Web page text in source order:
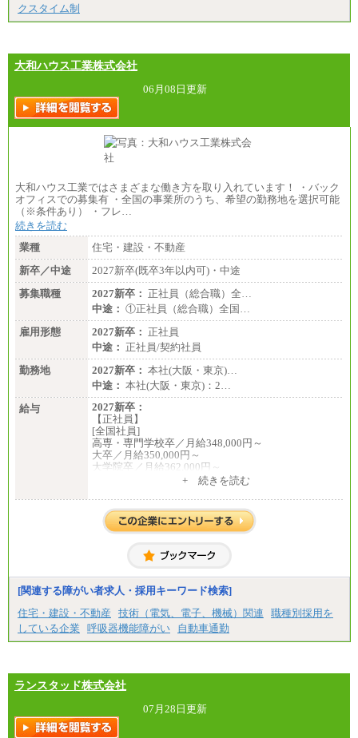
県、福島県、山形県
・月給には一律地域手当を含んだ金額を表示
（一律地域手当：※1…36,000円、※2…33,000円、
※3…28,000円、※4…25,000円、※5…23,000円）
・試用期間中も給与変更なし
●基幹職（地域限定社員）
・大学・院卒／月給185,000 円～219,000 円 ※勤務地
により異なる。
〈大阪・兵庫〉209,000 円
〈愛知〉194,500 円 〈福岡〉1
85,000 円
地により異なる。
〈東京・神奈川〉210,000 円
〈大阪・兵庫〉200,000 円
〈愛知〉194,500 円 〈福
岡〉185,000円
※基本給のみ（地域手当なし）
※試用期間中も給与変更なし
中途：
【阪急交通社】
◆正社員/総合職
月給250,000円～(※1)、247,000円～(※2)、242,000円
～(※3)、239,000円～(※4)、237,000円～（※5）
・月給は一律地域手当を含んだ金額を表示
（※1…36,000円、※2…33,000円、※3…28,000円、
※4…25,000円、※5…23,000円）
・試用期間中も給与変更なし
◆正社員/基幹職
〈東京・神奈川〉月給219,000 円～ 〈大阪・兵庫〉
・一律地域手当なし
・試用期間中も給与変更なし
月給187,500円～(※1)、184,000円～(※2)、180,500円
※1…東京都、埼玉県、千葉県、神奈川県
※3…愛知県、静岡県
※4…北海道、宮城県、栃木県、群馬県、長野県、新
潟県、富山県、石川県、岡山県、広島県、山口県、
分県、長崎県、熊本県、宮崎県、鹿児島県、沖縄
県、福島県、山形県
◆パート・アルバイト
時給制：最低時給額 1,050円～ ※勤務地により異な
る。
クスタイム制
大和ハウス工業株式会社
06月08日更新
大和ハウス工業ではさまざまな働き方を取り入れています！ ・バック
オフィスでの募集有 ・全国の事業所のうち、希望の勤務地を選択可能
（※条件あり） ・フレ…
続きを読む
業種
住宅・建設・不動産
新卒／中途
2027新卒(既卒3年以内可)・中途
募集職種
2027新卒： 正社員（総合職）全…
中途： ①正社員（総合職）全国…
雇用形態
2027新卒： 正社員
中途： 正社員/契約社員
勤務地
2027新卒： 本社(大阪・東京)…
中途： 本社(大阪・東京)：2…
給与
2027新卒：
【正社員】
[全国社員]
高専・専門学校卒／月給348,000円～
大卒／月給350,000円～
大学院卒／月給362,000円～
[地域社員]月給295,000円～
【正社員】
[全国社員]月給348,000円～
[地域社員]月給295,000円～
【契約社員】月給200,000円～
+ 続きを読む
[関連する障がい者求人・採用キーワード検索]
住宅・建設・不動産
技術（電気、電子、機械）関連
職種別採用を
している企業
呼吸器機能障がい 自動車通勤
ランスタッド株式会社
07月28日更新